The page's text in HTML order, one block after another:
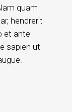
quam
hendrerit
et ante
sapien ut